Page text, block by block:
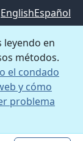
EnglishEspañol
leyendo en
métodos.
el condado
y cómo
problema